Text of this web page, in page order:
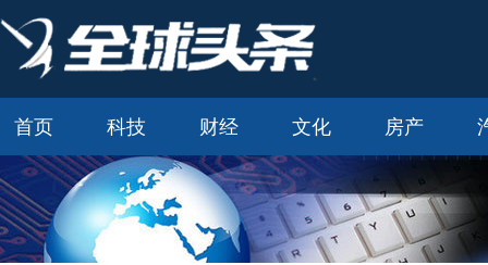
首页 科技 财经 文化 房产